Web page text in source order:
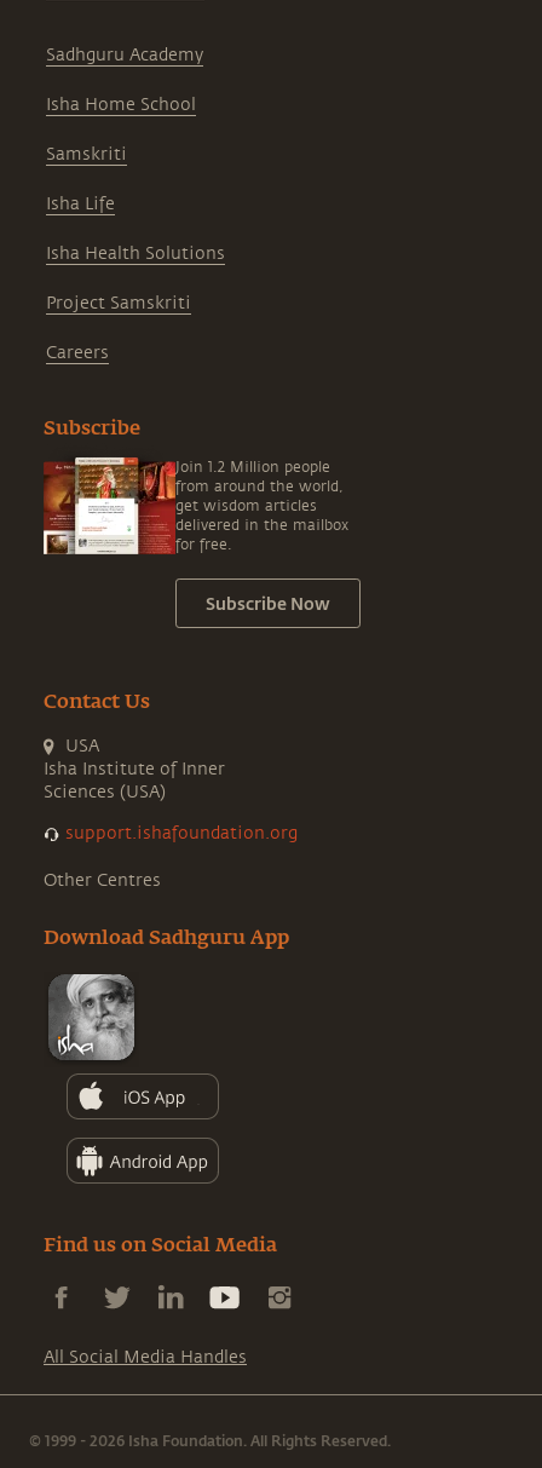
Sadhguru Academy
Isha Home School
Samskriti
Isha Life
Isha Health Solutions
Project Samskriti
Careers
Subscribe
Join 1.2 Million people
from around the world,
get wisdom articles
delivered in the mailbox
for free.
Subscribe Now
Contact Us
USA
Isha Institute of Inner
Sciences (USA)
support.ishafoundation.org
Other Centres
Download Sadhguru App
Find us on Social Media
All Social Media Handles
© 1999 - 2026 Isha Foundation. All Rights Reserved.